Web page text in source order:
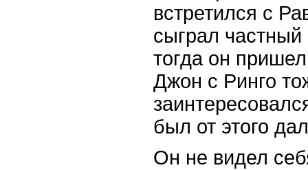
встретился с
сыграл
тогда он
Джон с Ринго
был от этого
Он не видел